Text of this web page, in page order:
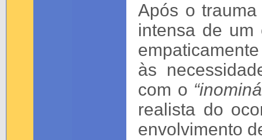
Após o
intensa de um
às
com o
realista do
envolvimento